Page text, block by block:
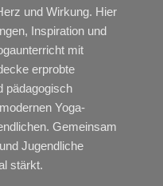
und Wirkung. Hier
Inspiration und
mit
erprobte
pädagogisch
Yoga-
Gemeinsam
Jugendliche
stärkt.